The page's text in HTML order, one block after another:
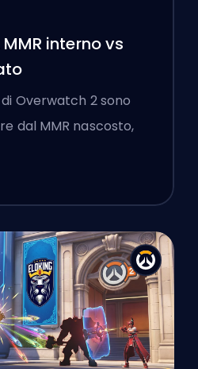
interno vs
di Overwatch 2 sono
dal MMR nascosto,